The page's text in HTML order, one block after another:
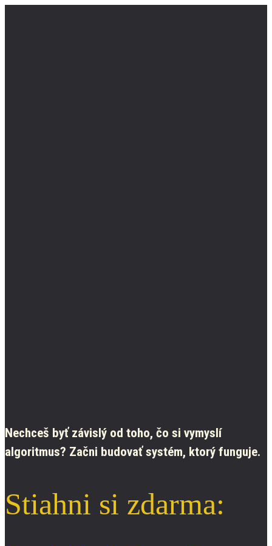
Nechceš byť závislý od toho, čo si vymyslí
algoritmus? Začni budovať systém, ktorý funguje.
Stiahni si zdarma: